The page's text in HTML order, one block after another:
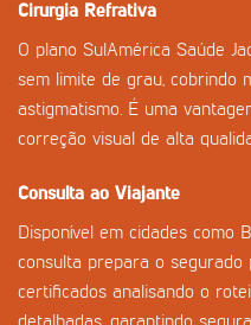
Cirurgia Refrativa
O plano SulAmérica Saúde
sem limite de grau, cobrindo
astigmatismo. É uma
correção visual de alta
Consulta ao Viajante
Disponível em cidades como
consulta prepara o segurado
certificados analisando o